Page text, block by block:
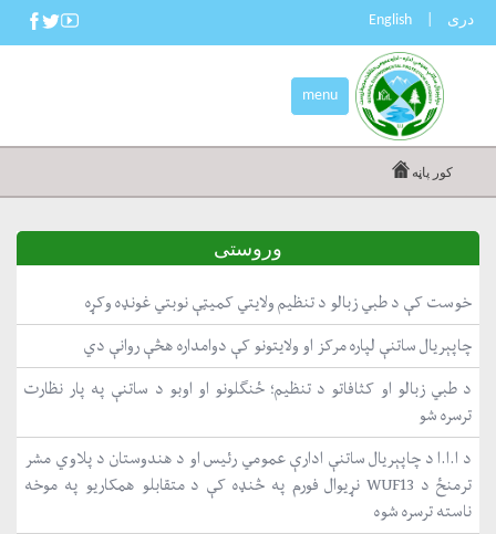
English دری
menu
کور پاڼه
وروستی
خوست کې د طبي زبالو د تنظیم ولایتي کمیټې نوبتي غونډه وکړه
چاپېریال ساتنې لپاره مرکز او ولایتونو کې دوامداره هڅې روانې دي
د طبي زبالو او کثافاتو د تنظیم؛ ځنګلونو او اوبو د ساتنې په پار نظارت
ترسره شو
د ا.ا.ا د چاپېریال ساتنې ادارې عمومي رئیس او د هندوستان د پلاوي مشر
ترمنځ د WUF13 نړیوال فورم په څنډه کې د متقابلو همکاریو په موخه
ناسته ترسره شوه